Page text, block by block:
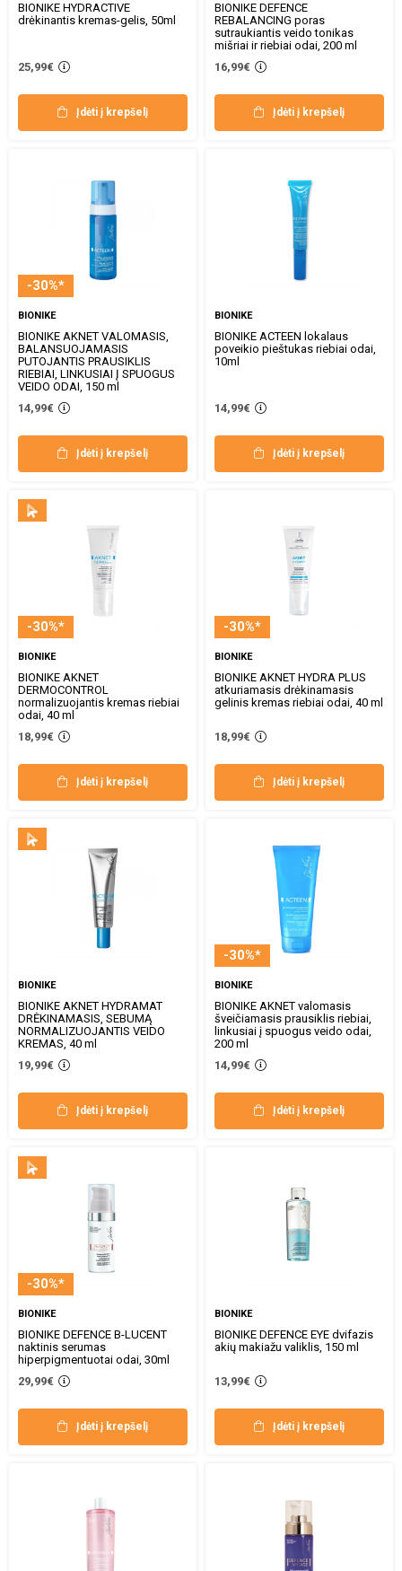
BIONIKE HYDRACTIVE
drėkinantis kremas-gelis, 50ml
25,99€
Įdėti į krepšelį
BIONIKE DEFENCE
REBALANCING poras
sutraukiantis veido tonikas
mišriai ir riebiai odai, 200 ml
16,99€
Įdėti į krepšelį
-30%*
BIONIKE
BIONIKE AKNET VALOMASIS,
BALANSUOJAMASIS
PUTOJANTIS PRAUSIKLIS
RIEBIAI, LINKUSIAI Į SPUOGUS
VEIDO ODAI, 150 ml
14,99€
Įdėti į krepšelį
BIONIKE
BIONIKE ACTEEN lokalaus
poveikio pieštukas riebiai odai,
10ml
14,99€
Įdėti į krepšelį
-30%*
BIONIKE
BIONIKE AKNET
DERMOCONTROL
normalizuojantis kremas riebiai
odai, 40 ml
18,99€
Įdėti į krepšelį
-30%*
BIONIKE
BIONIKE AKNET HYDRA PLUS
atkuriamasis drėkinamasis
gelinis kremas riebiai odai, 40 ml
18,99€
Įdėti į krepšelį
BIONIKE
BIONIKE AKNET HYDRAMAT
DRĖKINAMASIS, SEBUMĄ
NORMALIZUOJANTIS VEIDO
KREMAS, 40 ml
19,99€
Įdėti į krepšelį
-30%*
BIONIKE
BIONIKE AKNET valomasis
šveičiamasis prausiklis riebiai,
linkusiai į spuogus veido odai,
200 ml
14,99€
Įdėti į krepšelį
-30%*
BIONIKE
BIONIKE DEFENCE B-LUCENT
naktinis serumas
hiperpigmentuotai odai, 30ml
29,99€
Įdėti į krepšelį
BIONIKE
BIONIKE DEFENCE EYE dvifazis
akių makiažu valiklis, 150 ml
13,99€
Įdėti į krepšelį